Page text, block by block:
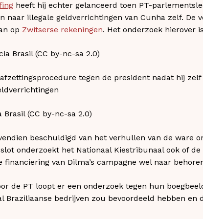
heeft hij echter gelanceerd toen PT-
naar illegale geldverrichtingen van Cunha zelf. De
op Zwitserse rekeningen. Het onderzoek hierover
tegen de president nadat hij
(CC by-nc-sa 2.0)​
beschuldigd van het verhullen van de ware
onderzoekt het Nationaal Kiestribunaal ook of
financiering van Dilma’s campagne wel naar
de PT loopt er een onderzoek tegen hun
Braziliaanse bedrijven zou bevoordeeld hebben en